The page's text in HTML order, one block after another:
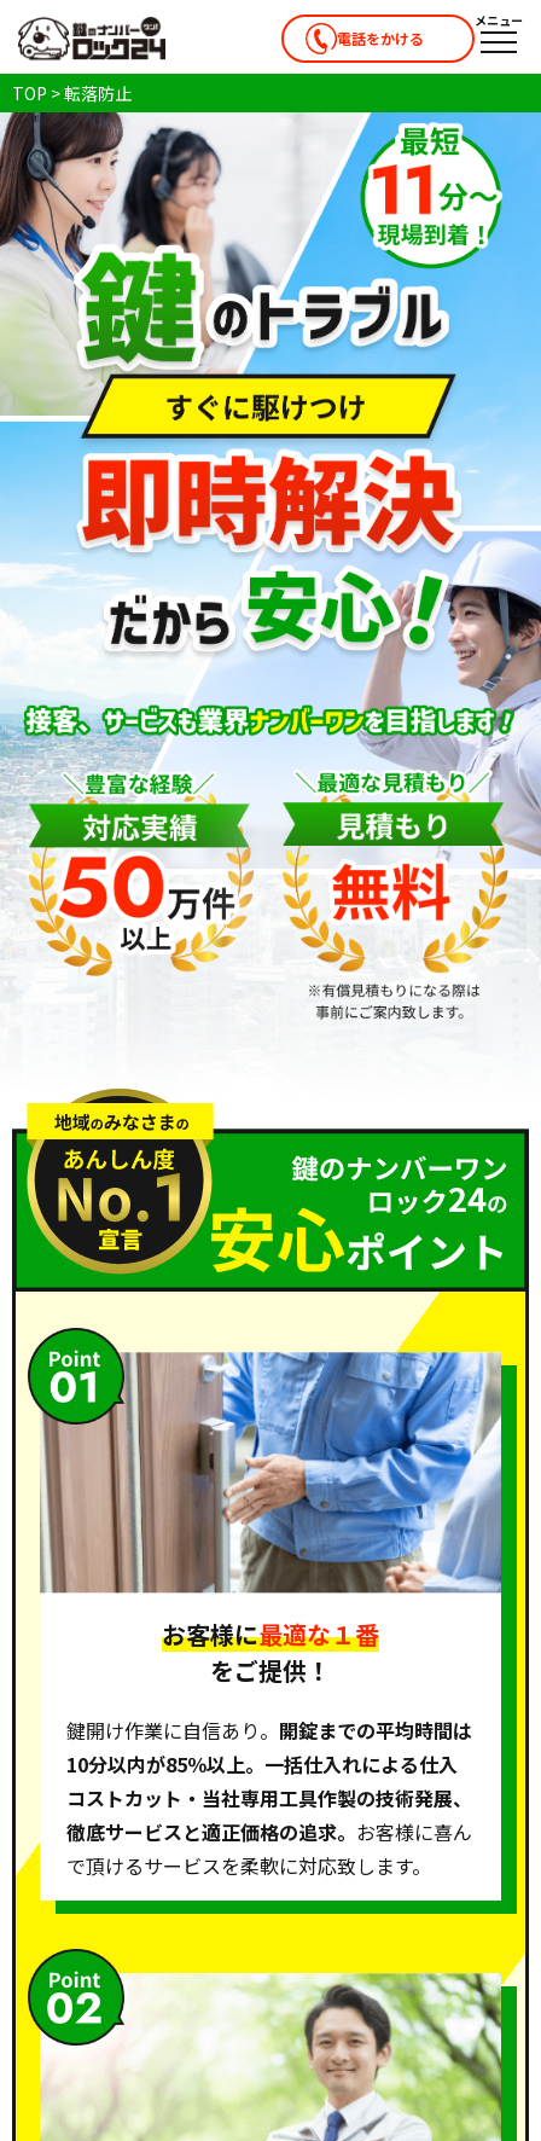
電話をかける
メニュー
メニ
TOP >転落防止
お客様に最適な１番
をご提供！
鍵開け作業に自信あり。 開錠までの平均時間は
10分以内が85％以上。一括仕入れによる仕入
コストカット・当社専用工具作製の技術発展、
徹底サービスと適正価格の追求。 お客様に喜ん
で頂けるサービスを柔軟に対応致します。